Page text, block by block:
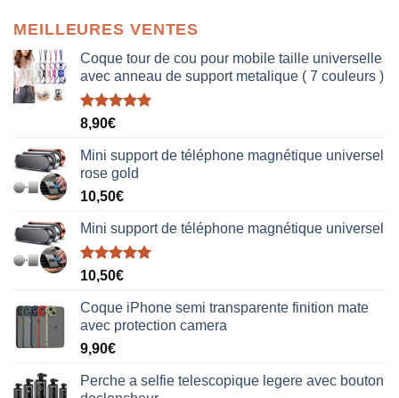
MEILLEURES VENTES
Coque tour de cou pour mobile taille universelle
avec anneau de support metalique ( 7 couleurs )
Note5.00
8,90€
Mini support de téléphone magnétique universel
rose gold
10,50€
Mini support de téléphone magnétique universel
Note5.00
10,50€
Coque iPhone semi transparente finition mate
avec protection camera
9,90€
Perche a selfie telescopique legere avec bouton